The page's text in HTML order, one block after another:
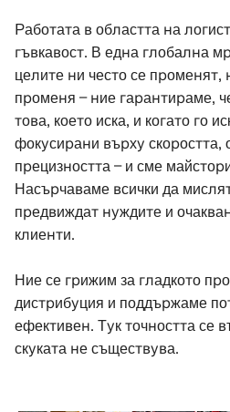
Работата в областта на
гъвкавост. В една глобална
целите ни често се променят,
променя – ние гарантираме,
това, което иска, и когато го
фокусирани върху скоростта,
прецизността – и сме
Насърчаваме всички да
предвиждат нуждите и
клиенти.
Ние се грижим за гладкото
дистрибуция и поддържаме
ефективен. Тук точността се
скуката не съществува.